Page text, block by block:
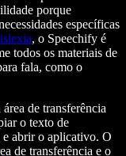
porque
específicas
, o Speechify é
todos os materiais de
fala, como o
de transferência
o texto de
e abrir o aplicativo. O
de transferência e o